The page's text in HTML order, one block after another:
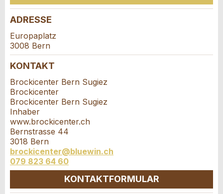
Nachricht
* Eingabe erforderlich
Zur Qualitätssicherung wird eine Kopie der E-Mail
an guidle übermittelt.
NACHRICHT SENDEN
* Eingabe erforderlich
ANZEIGE WEITEREMPFEHLEN
Schliessen
Adresszusatz:
Strasse und Nr. *:
PLZ / Ort *:
E-Mail *:
ADRESSE
Europaplatz
3008 Bern
KONTAKT
Brockicenter Bern Sugiez
Brockicenter
Brockicenter Bern Sugiez
Inhaber
www.brockicenter.ch
Bernstrasse 44
3018 Bern
brockicenter@bluewin.ch
079 823 64 60
KONTAKTFORMULAR